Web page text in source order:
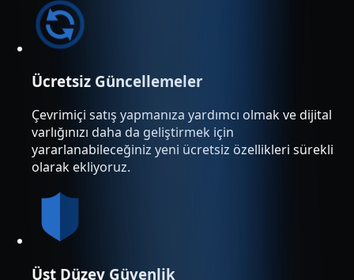
Ücretsiz Güncellemeler
Çevrimiçi satış yapmanıza yardımcı olmak ve dijital
varlığınızı daha da geliştirmek için
yararlanabileceğiniz yeni ücretsiz özellikleri sürekli
olarak ekliyoruz.
Üst Düzey Güvenlik